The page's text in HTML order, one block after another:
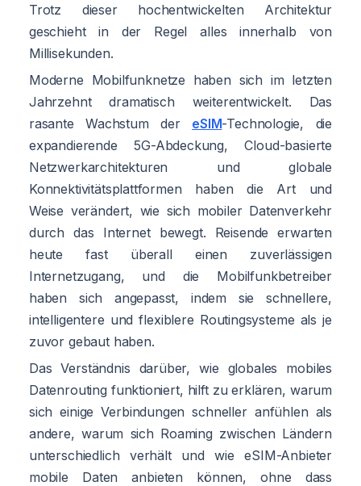
Trotz dieser hochentwickelten Architektur
geschieht in der Regel alles innerhalb von
Millisekunden.
Moderne Mobilfunknetze haben sich im letzten
Jahrzehnt dramatisch weiterentwickelt. Das
rasante Wachstum der eSIM-Technologie, die
expandierende 5G-Abdeckung, Cloud-basierte
Netzwerkarchitekturen und globale
Konnektivitätsplattformen haben die Art und
Weise verändert, wie sich mobiler Datenverkehr
durch das Internet bewegt. Reisende erwarten
heute fast überall einen zuverlässigen
Internetzugang, und die Mobilfunkbetreiber
haben sich angepasst, indem sie schnellere,
intelligentere und flexiblere Routingsysteme als je
zuvor gebaut haben.
Das Verständnis darüber, wie globales mobiles
Datenrouting funktioniert, hilft zu erklären, warum
sich einige Verbindungen schneller anfühlen als
andere, warum sich Roaming zwischen Ländern
unterschiedlich verhält und wie eSIM-Anbieter
mobile Daten anbieten können, ohne dass